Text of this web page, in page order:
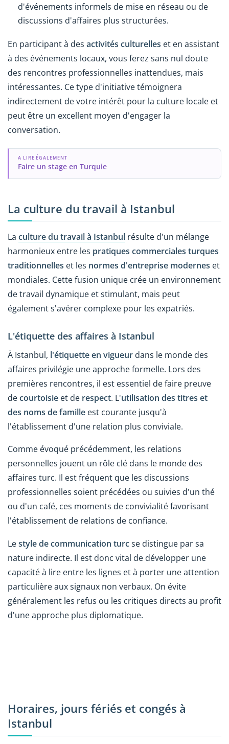
d'événements informels de mise en réseau ou de
discussions d'affaires plus structurées.
En participant à des activités culturelles et en assistant
à des événements locaux, vous ferez sans nul doute
des rencontres professionnelles inattendues, mais
intéressantes. Ce type d'initiative témoignera
indirectement de votre intérêt pour la culture locale et
peut être un excellent moyen d'engager la
conversation.
A LIRE ÉGALEMENT
Faire un stage en Turquie
La culture du travail à Istanbul
La culture du travail à Istanbul résulte d'un mélange
harmonieux entre les pratiques commerciales turques
traditionnelles et les normes d'entreprise modernes et
mondiales. Cette fusion unique crée un environnement
de travail dynamique et stimulant, mais peut
également s'avérer complexe pour les expatriés.
L'étiquette des affaires à Istanbul
À Istanbul, l'étiquette en vigueur dans le monde des
affaires privilégie une approche formelle. Lors des
premières rencontres, il est essentiel de faire preuve
decourtoisie et de respect. L'utilisation des titres et
des noms de famille est courante jusqu'à
l'établissement d'une relation plus conviviale.
Comme évoqué précédemment, les relations
personnelles jouent un rôle clé dans le monde des
affaires turc. Il est fréquent que les discussions
professionnelles soient précédées ou suivies d'un thé
ou d'un café, ces moments de convivialité favorisant
l'établissement de relations de confiance.
Lestyle de communication turcse distingue par sa
nature indirecte. Il est donc vital de développer une
capacité à lire entre les lignes et à porter une attention
particulière aux signaux non verbaux. On évite
généralement les refus ou les critiques directs au profit
d'une approche plus diplomatique.
Horaires, jours fériés et congés à
Istanbul